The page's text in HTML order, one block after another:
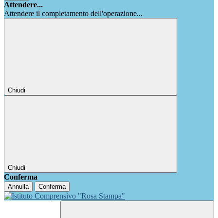
Attendere...
Attendere il completamento dell'operazione...
Chiudi
Chiudi
Conferma
Annulla Conferma